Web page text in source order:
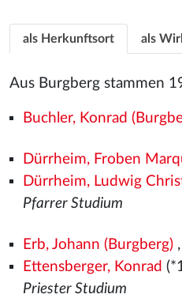
als Herkunftsort als
Aus Burgberg stammen
Buchler, Konrad
Dürrheim, Froben
Dürrheim, Ludwig
Pfarrer Studium
Erb, Johann (Burgberg),
Ettensberger, Konrad
Priester Studium